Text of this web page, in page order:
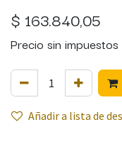
$ 163.840,05
Precio sin impuestos
Añadir a lista de